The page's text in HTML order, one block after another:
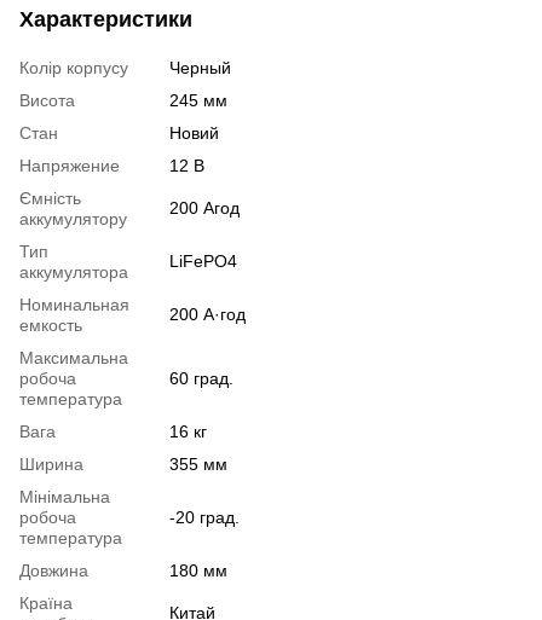
Характеристики
Колір корпусу
Черный
Висота
245 мм
Стан
Новий
Напряжение
12 В
Ємність
аккумулятору
200 Агод
Тип
аккумулятора
LiFePO4
Номинальная
емкость
200 А·год
Максимальна
робоча
температура
60 град.
Вага
16 кг
Ширина
355 мм
Мінімальна
робоча
температура
-20 град.
Довжина
180 мм
Країна
Китай